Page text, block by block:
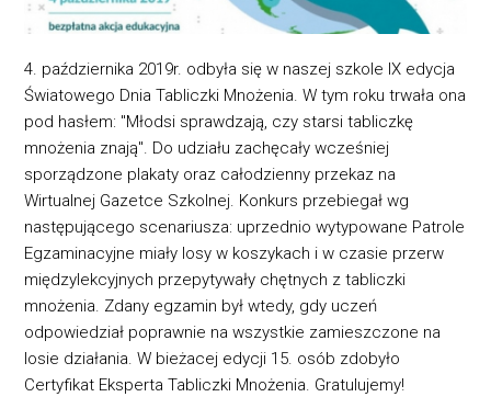
4. października 2019r. odbyła się w naszej szkole IX edycja
Światowego Dnia Tabliczki Mnożenia. W tym roku trwała ona
pod hasłem: "Młodsi sprawdzają, czy starsi tabliczkę
mnożenia znają". Do udziału zachęcały wcześniej
sporządzone plakaty oraz całodzienny przekaz na
Wirtualnej Gazetce Szkolnej. Konkurs przebiegał wg
następującego scenariusza: uprzednio wytypowane Patrole
Egzaminacyjne miały losy w koszykach i w czasie przerw
międzylekcyjnych przepytywały chętnych z tabliczki
mnożenia. Zdany egzamin był wtedy, gdy uczeń
odpowiedział poprawnie na wszystkie zamieszczone na
losie działania. W bieżacej edycji 15. osób zdobyło
Certyfikat Eksperta Tabliczki Mnożenia. Gratulujemy!